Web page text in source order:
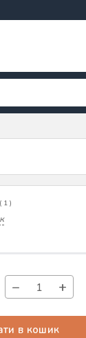
( 1 )
− +
в кошик